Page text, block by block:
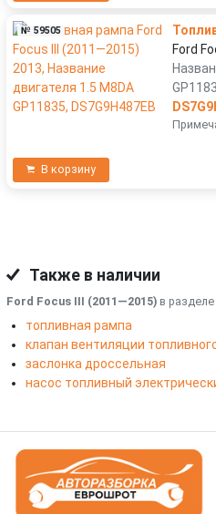
№ 59505
Ford
В корзину
Также в наличии
Ford Focus III (2011—2015) в разделе
топливная рампа
клапан вентиляции
заслонка дроссельная
насос топливный